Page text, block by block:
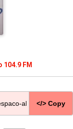
104.9 FM
</> Copy